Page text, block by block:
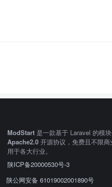
ModStart 是一款基于 Laravel 的模
Apache2.0 开源协议，免费且不限
用于各大行业。
陕ICP备20000530号-3
陕公网安备 61019002001890号